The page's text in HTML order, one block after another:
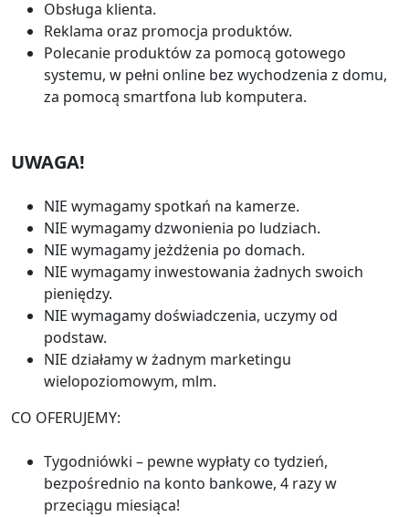
Obsługa klienta.
Reklama oraz promocja produktów.
Polecanie produktów za pomocą gotowego
systemu, w pełni online bez wychodzenia z domu,
za pomocą smartfona lub komputera.
UWAGA!
NIE wymagamy spotkań na kamerze.
NIE wymagamy dzwonienia po ludziach.
NIE wymagamy jeżdżenia po domach.
NIE wymagamy inwestowania żadnych swoich
pieniędzy.
NIE wymagamy doświadczenia, uczymy od
podstaw.
NIE działamy w żadnym marketingu
wielopoziomowym, mlm.
CO OFERUJEMY:
Tygodniówki – pewne wypłaty co tydzień,
bezpośrednio na konto bankowe, 4 razy w
przeciągu miesiąca!